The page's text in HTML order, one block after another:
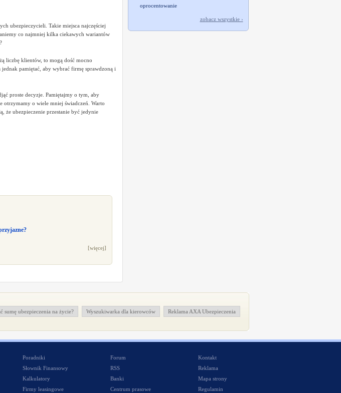
ubezpieczycieli. Takie miejsca najczęściej
co najmniej kilka ciekawych wariantów
liczbę klientów, to mogą dość mocno
pamiętać, aby wybrać firmę sprawdzoną i
proste decyzje. Pamiętajmy o tym, aby
otrzymamy o wiele mniej świadczeń. Warto
że ubezpieczenie przestanie być jedynie
[więcej]
oprocentowanie
zobacz wszystkie ›
sumę ubezpieczenia na życie? Wyszukiwarka dla kierowców Reklama AXA Ubezpieczenia
Poradniki
Słownik Finansowy
Kalkulatory
Firmy leasingowe
Forum
RSS
Banki
Centrum prasowe
Kontakt
Reklama
Mapa strony
Regulamin